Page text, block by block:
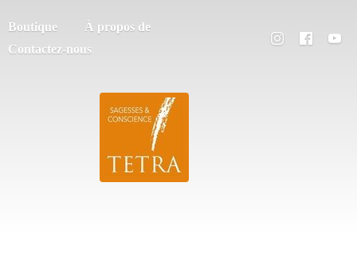
Boutique
À propos de
Contactez-nous